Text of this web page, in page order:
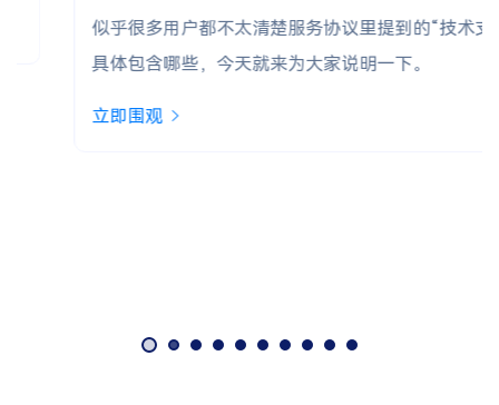
似乎很多用户都不太清楚服务协议里提到的“技术支持”
具体包含哪些，今天就来为大家说明一下。
立即围观